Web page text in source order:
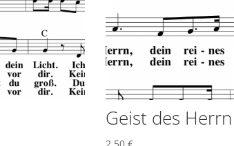
Geist des Herrn